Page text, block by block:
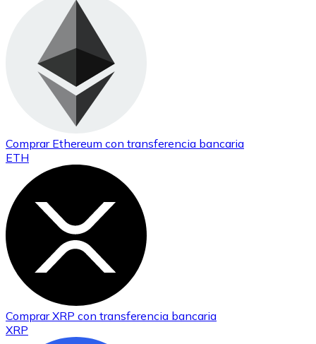
Comprar Ethereum con transferencia bancaria
ETH
ComprarXRP con transferencia bancaria
XRP